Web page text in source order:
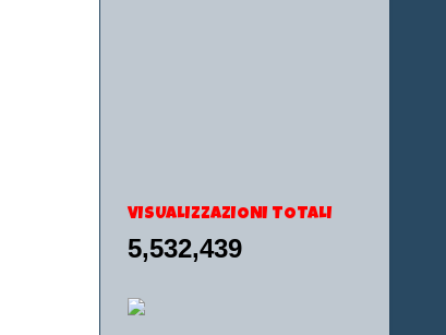
VISUALIZZAZIONI TOTALI
5,532,439